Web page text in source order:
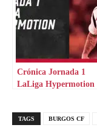
Crónica Jornada 1
LaLiga Hypermotion
TAGS BURGOS CF